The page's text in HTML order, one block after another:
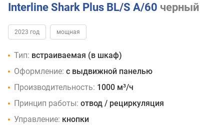
Interline Shark Plus BL/S A/60 черный
2023 год мощная
Тип: встраиваемая (в шкаф)
Оформление: с выдвижной панелью
Производительность: 1000 м³/ч
Принцип работы: отвод / рециркуляция
Управление: кнопки